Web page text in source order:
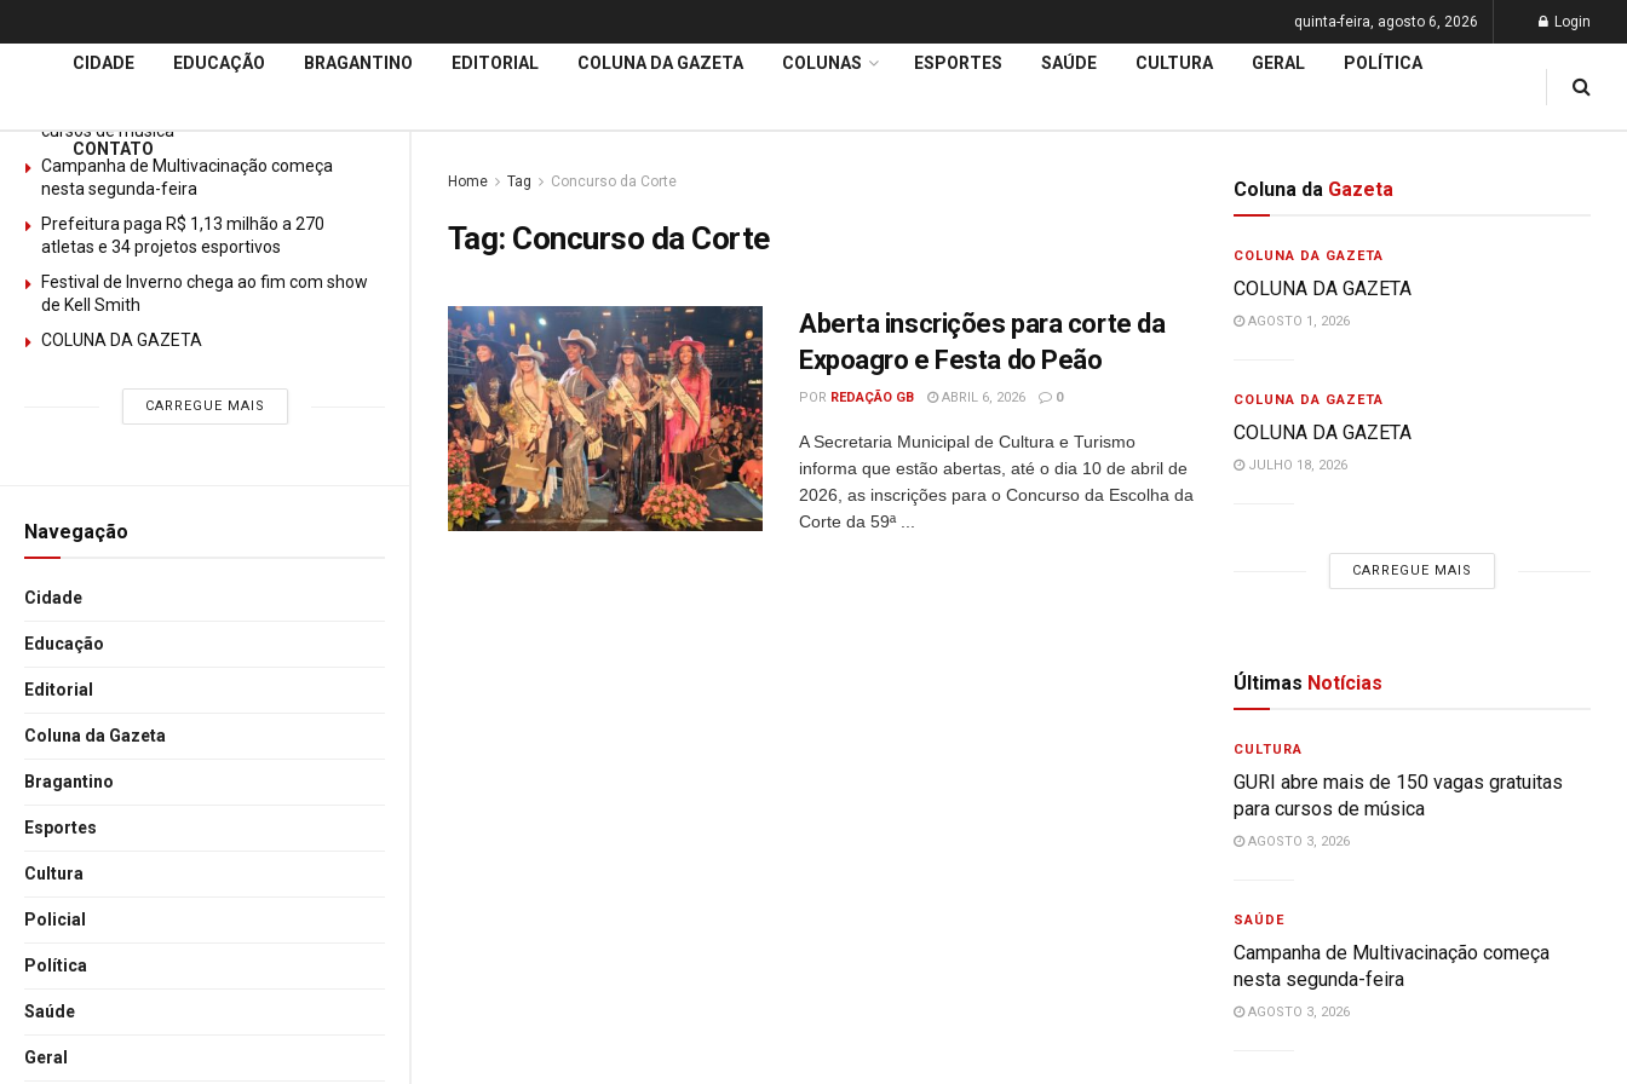
ÚltimasNotícias
cursos de música
Campanha de Multivacinação começa
nesta segunda-feira
Prefeitura paga R$ 1,13 milhão a 270
atletas e 34 projetos esportivos
Festival de Inverno chega ao fim com show
de Kell Smith
COLUNA DA GAZETA
CARREGUE MAIS
Navegação
Cidade
Educação
Editorial
Coluna da Gazeta
Bragantino
Esportes
Cultura
Policial
Política
Saúde
Geral
quinta-feira, agosto 6, 2026 Login
CIDADE EDUCAÇÃO BRAGANTINO EDITORIAL COLUNA DA GAZETA COLUNAS ESPORTES SAÚDE CULTURA GERAL POLÍTICA
CONTATO
Home Tag Concurso da Corte
Tag: Concurso da Corte
Aberta inscrições para corte da
Expoagro e Festa do Peão
POR REDAÇÃO GB ABRIL 6, 2026 0
A Secretaria Municipal de Cultura e Turismo
informa que estão abertas, até o dia 10 de abril de
2026, as inscrições para o Concurso da Escolha da
Corte da 59ª ...
Coluna da Gazeta
COLUNA DA GAZETA
COLUNA DA GAZETA
AGOSTO 1, 2026
COLUNA DA GAZETA
COLUNA DA GAZETA
JULHO 18, 2026
CARREGUE MAIS
Últimas Notícias
CULTURA
GURI abre mais de 150 vagas gratuitas
para cursos de música
AGOSTO 3, 2026
SAÚDE
Campanha de Multivacinação começa
nesta segunda-feira
AGOSTO 3, 2026